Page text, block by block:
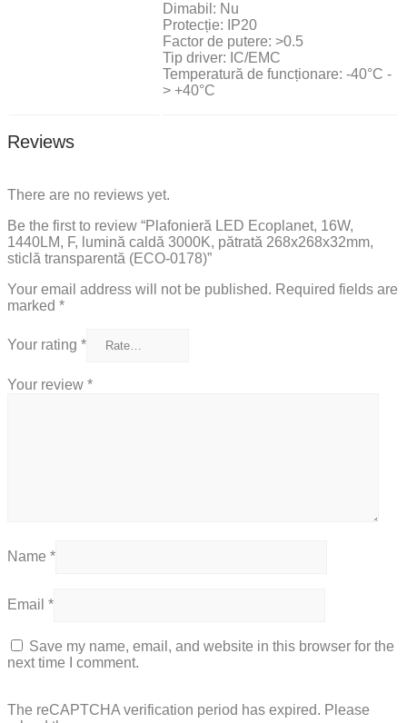
Dimabil: Nu
Protecție: IP20
Factor de putere: >0.5
Tip driver: IC/EMC
Temperatură de funcționare: -40°C -
> +40°C
Reviews
There are no reviews yet.
Be the first to review “Plafonieră LED Ecoplanet, 16W,
1440LM, F, lumină caldă 3000K, pătrată 268x268x32mm,
sticlă transparentă (ECO-0178)”
Your email address will not be published. Required fields are
marked *
Your rating *
Your review *
Name *
Email *
Save my name, email, and website in this browser for the
next time I comment.
The reCAPTCHA verification period has expired. Please